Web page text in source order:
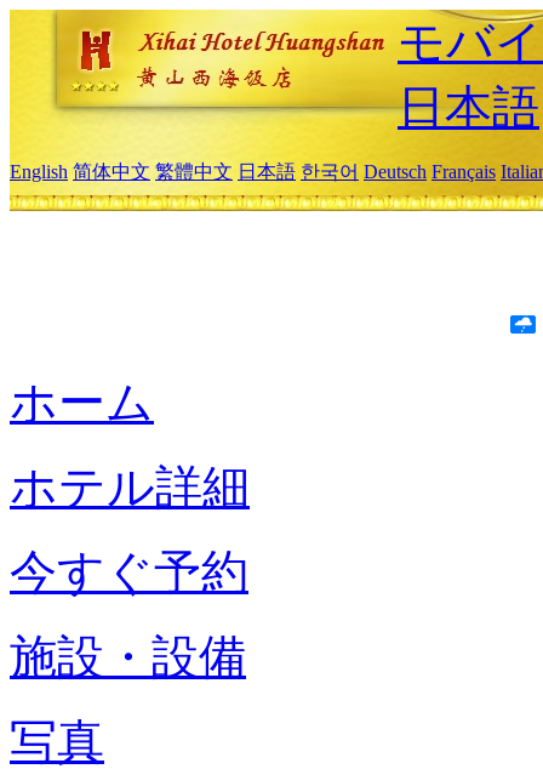
モバ
日本語
English 简体中文 繁體中文 日本語 한국어 Deutsch Français
ホーム
ホテル詳細
今すぐ予約
施設・設備
写真